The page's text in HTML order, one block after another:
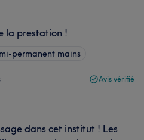
la prestation !
permanent mains
Avis vérifié
dans cet institut ! Les